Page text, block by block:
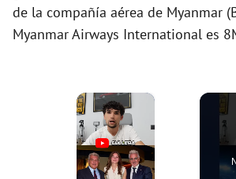
de la compañía aérea de Myanmar
Myanmar Airways International es
×